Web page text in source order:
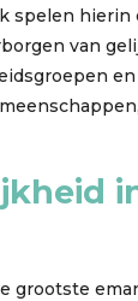
spelen hierin
van
en
grootste